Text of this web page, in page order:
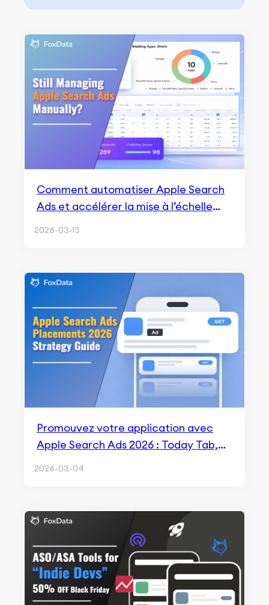
Comment automatiser Apple Search
Ads et accélérer la mise à l’échelle
2026-03-13
Promouvez votre application avec
Apple Search Ads 2026 : Today Tab,
2026-03-04